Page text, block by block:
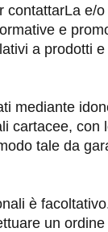
e/o
e
a prodotti
mediante
cartacee,
tale da
è
un